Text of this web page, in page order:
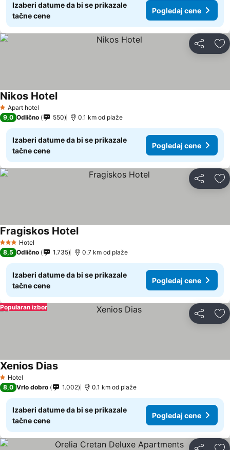
Izaberi datume da bi se prikazale
tačne cene
Pogledaj cene
Deli
1 Zvezdice
Apart hotel
Nikos Hotel
9,0 Odlično 550 0.1 km od plaže
Izaberi datume da bi se prikazale
tačne cene
Pogledaj cene
Deli
3 Zvezdice
Hotel
Fragiskos Hotel
8,5 Odlično 1.735 0.7 km od plaže
Izaberi datume da bi se prikazale
tačne cene
Pogledaj cene
Deli
Popularan izbor
1 Zvezdice
Hotel
Xenios Dias
8,0 Vrlo dobro 1.002 0.1 km od plaže
Izaberi datume da bi se prikazale
tačne cene
Pogledaj cene